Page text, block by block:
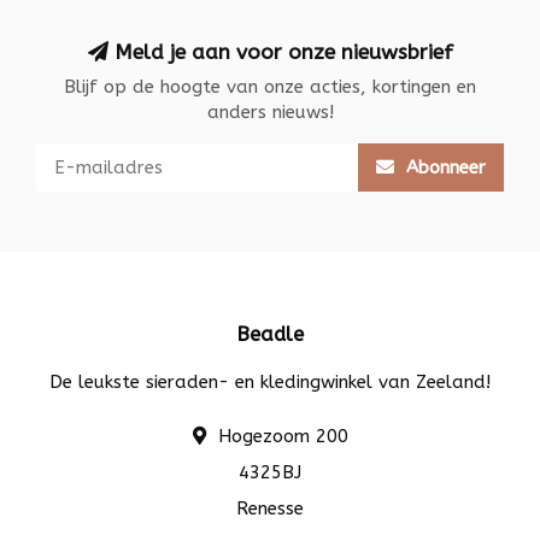
Meld je aan voor onze nieuwsbrief
Blijf op de hoogte van onze acties, kortingen en
anders nieuws!
Abonneer
Beadle
De leukste sieraden- en kledingwinkel van Zeeland!
Hogezoom 200
4325BJ
Renesse